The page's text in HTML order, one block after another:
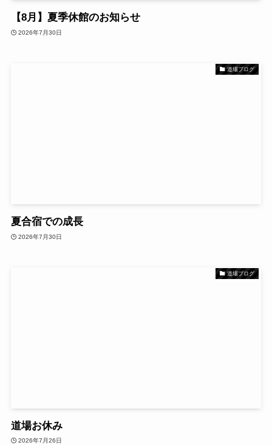
【8月】夏季休館のお知らせ
2026年7月30日
道場ブログ
夏合宿での成長
2026年7月30日
道場ブログ
道場お休み
2026年7月26日